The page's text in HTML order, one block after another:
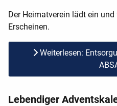
Der Heimatverein lädt ein
Erscheinen.
Weiterlesen:
Lebendiger